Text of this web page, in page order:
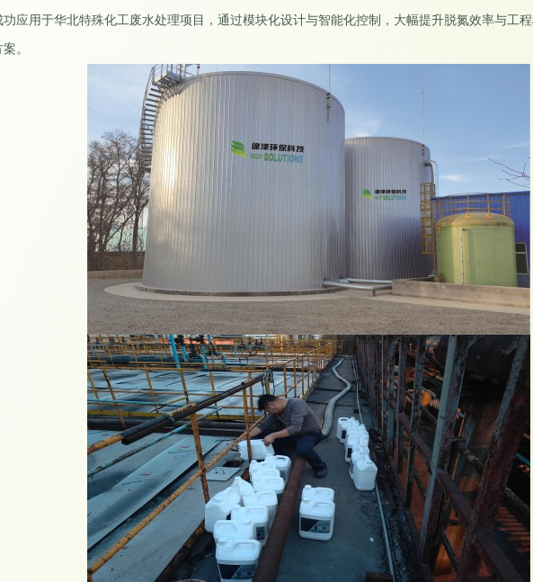
功应用于华北特殊化工废水处理项目，通过模块化设计与智能化控制，大幅提升脱氮效率与工
。